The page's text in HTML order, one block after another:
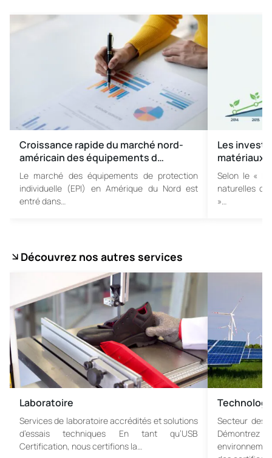
Croissance rapide du marché nord-
américain des équipements d…
Le marché des équipements de protection
individuelle (EPI) en Amérique du Nord est
entré dans…
Les
matériaux
Selon le «
naturelles
»…
Découvrez nos autres services
Laboratoire
Services de laboratoire accrédités et solutions
d’essais techniques En tant qu’USB
Certification, nous certifions la…
Secteur des